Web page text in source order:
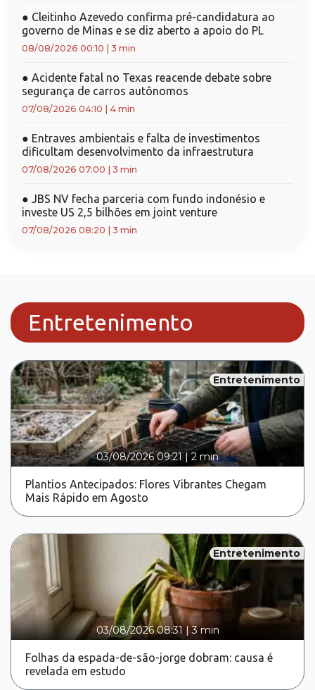
● Cleitinho Azevedo confirma pré-candidatura ao
governo de Minas e se diz aberto a apoio do PL
08/08/2026 00:10 3 min
● Acidente fatal no Texas reacende debate sobre
segurança de carros autônomos
07/08/2026 04:10 4 min
● Entraves ambientais e falta de investimentos
dificultam desenvolvimento da infraestrutura
07/08/2026 07:00 3 min
● JBS NV fecha parceria com fundo indonésio e
investe US 2,5 bilhões em joint venture
07/08/2026 08:20 3 min
Entretenimento
Entretenimento
03/08/2026 09:21|2 min
Plantios Antecipados: Flores Vibrantes Chegam
Mais Rápido em Agosto
Entretenimento
03/08/2026 08:31 |3 min
Folhas da espada-de-são-jorge dobram: causa é
revelada em estudo